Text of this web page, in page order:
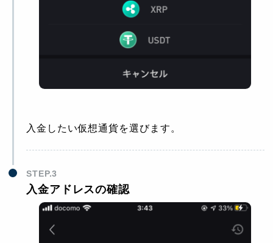
入金したい仮想通貨を選びます。
STEP.3
入金アドレスの確認